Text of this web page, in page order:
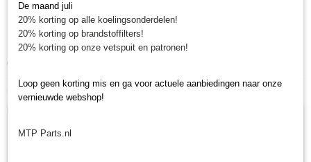
Diameter buiten: 104 mm
Diameter binnen: 63 mm
Minitractorparts.nl heeft een groot assortiment onderdelen, waaronder
deze filterset, voor uw Iseki TU 1700, TU 1900, TU 2100, TE 3210.
Ook interessant
De maand juli
20% korting op alle koelingsonderdelen!
20% korting op brandstoffilters!
20% korting op onze vetspuit en patronen!
Loop geen korting mis en ga voor actuele aanbiedingen naar onze
vernieuwde webshop!
MTP Parts.nl